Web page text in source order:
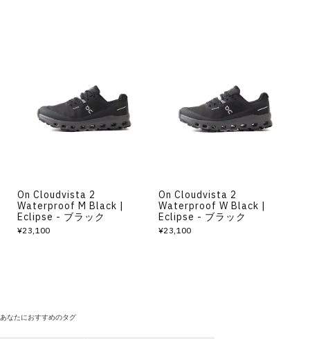
On Cloudvista 2
Waterproof M Black |
Eclipse - ブラック
¥23,100
On Cloudvista 2
Waterproof W Black |
Eclipse - ブラック
¥23,100
あなたにおすすめのタグ